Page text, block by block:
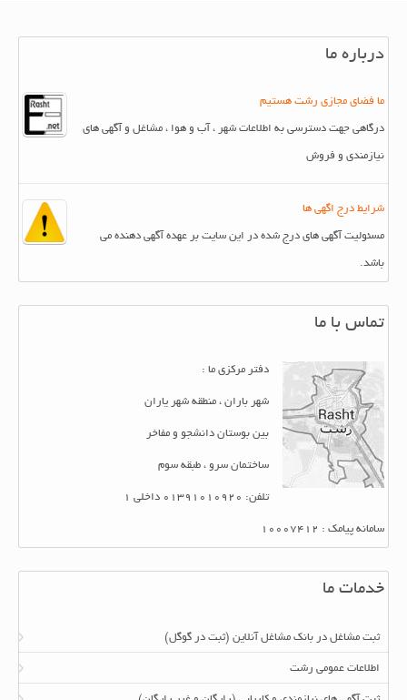
درباره ما
ما فضای مجازی رشت هستیم
درگاهی جهت دسترسی به اطلاعات شهر ، آب و هوا ، مشاغل و آگهی های
نیازمندی و فروش
شرایط درج اگهی ها
مسئولیت آگهی های درج شده در این سایت بر عهده آگهی دهنده می
باشد.
تماس با ما
دفتر مرکزی ما :
شهر باران ، منطقه شهر یاران
بین بوستان دانشجو و مفاخر
ساختمان سرو ، طبقه سوم
تلفن: 01391010920 داخلی 1
سامانه پیامک : 10007412
خدمات ما
ثبت مشاغل در بانک مشاغل آنلاین (ثبت در گوگل)
اطلاعات عمومی رشت